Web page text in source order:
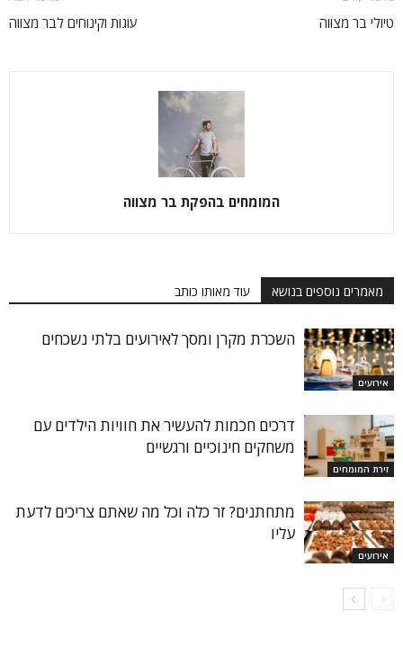
טיולי בר מצווה עוגות וקינוחים לבר מצווה
המומחים בהפקת בר מצווה
מאמרים נוספים בנושא עוד מאותו כותב
אירועים
השכרת מקרן ומסך לאירועים בלתי נשכחים
זירת המומחים
דרכים חכמות להעשיר את חוויות הילדים עם
משחקים חינוכיים ורגשיים
אירועים
מתחתנים? זר כלה וכל מה שאתם צריכים לדעת
עליו